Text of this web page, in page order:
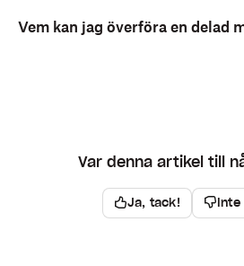
Vem kan jag överföra en delad
Var denna artikel till
Ja, tack! Inte